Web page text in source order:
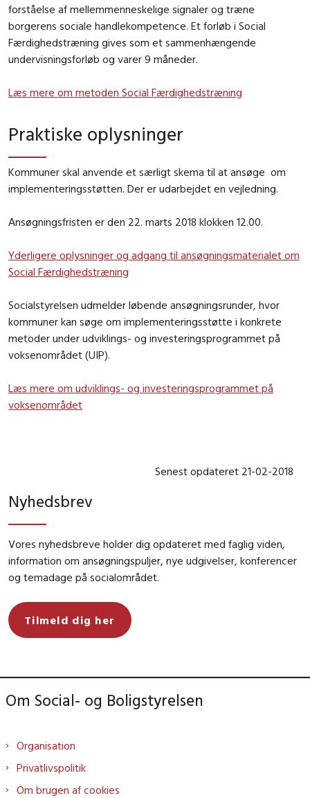
forståelse af mellemmenneskelige signaler og træne
borgerens sociale handlekompetence. Et forløb i Social
Færdighedstræning gives som et sammenhængende
undervisningsforløb og varer 9 måneder.
Læs mere om metoden Social Færdighedstræning
Praktiske oplysninger
Kommuner skal anvende et særligt skema til at ansøge om
implementeringsstøtten. Der er udarbejdet en vejledning.
Ansøgningsfristen er den 22. marts 2018 klokken 12.00.
Yderligere oplysninger og adgang til ansøgningsmaterialet om
Social Færdighedstræning
Socialstyrelsen udmelder løbende ansøgningsrunder, hvor
kommuner kan søge om implementeringsstøtte i konkrete
metoder under udviklings- og investeringsprogrammet på
voksenområdet (UIP).
Læs mere om udviklings- og investeringsprogrammet på
voksenområdet
Senest opdateret 21-02-2018
Nyhedsbrev
Vores nyhedsbreve holder dig opdateret med faglig viden,
information om ansøgningspuljer, nye udgivelser, konferencer
og temadage på socialområdet.
Tilmeld dig her
Om Social- og Boligstyrelsen
Organisation
Privatlivspolitik
Om brugen af cookies